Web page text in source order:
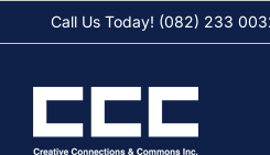
content
Call Us Today! (082) 233